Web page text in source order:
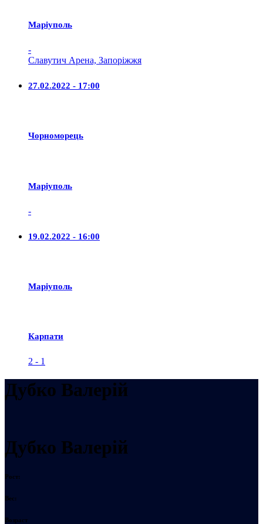
Маріуполь
-
Славутич Арена, Запоріжжя
27.02.2022 - 17:00
Чорноморець
Маріуполь
-
19.02.2022 - 16:00
Маріуполь
Карпати
2 - 1
Дубко Валерій
Дубко Валерій
Рост:
Вес:
Возраст